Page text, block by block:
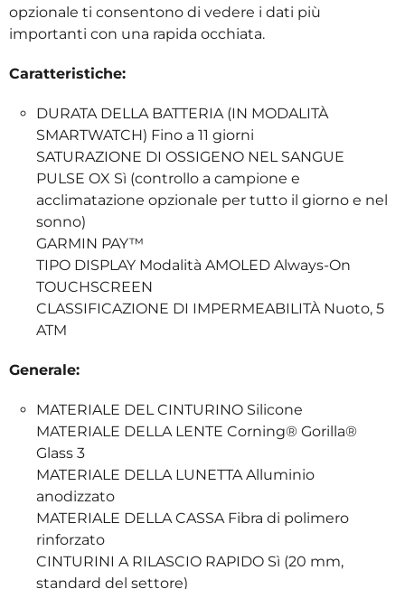
opzionale ti consentono di vedere i dati più
importanti con una rapida occhiata.
Caratteristiche:
DURATA DELLA BATTERIA (IN MODALITÀ
SMARTWATCH) Fino a 11 giorni
SATURAZIONE DI OSSIGENO NEL SANGUE
PULSE OX Sì (controllo a campione e
acclimatazione opzionale per tutto il giorno e nel
sonno)
GARMIN PAY™
TIPO DISPLAY Modalità AMOLED Always-On
TOUCHSCREEN
CLASSIFICAZIONE DI IMPERMEABILITÀ Nuoto, 5
ATM
Generale:
MATERIALE DEL CINTURINO Silicone
MATERIALE DELLA LENTE Corning® Gorilla®
Glass 3
MATERIALE DELLA LUNETTA Alluminio
anodizzato
MATERIALE DELLA CASSA Fibra di polimero
rinforzato
CINTURINI A RILASCIO RAPIDO Sì (20 mm,
standard del settore)